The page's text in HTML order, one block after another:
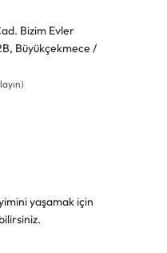
Bizim Evler
Büyükçekmece /
yaşamak için